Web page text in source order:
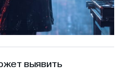
выявить